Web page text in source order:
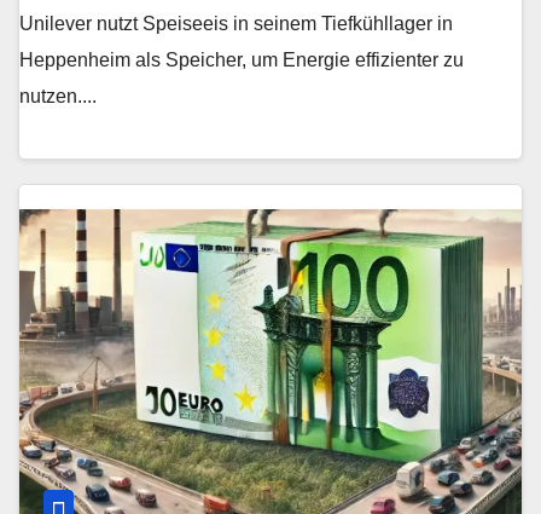
Unilever nutzt Speiseeis in seinem Tiefkühllager in
Heppenheim als Speicher, um Energie effizienter zu
nutzen....